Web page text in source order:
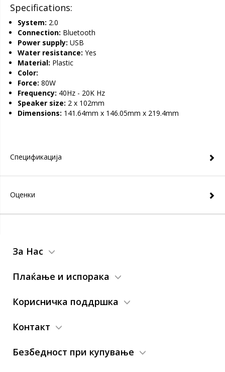
Specifications:
System: 2.0
Connection: Bluetooth
Power supply: USB
Water resistance: Yes
Material: Plastic
Color:
Force: 80W
Frequency: 40Hz - 20K Hz
Speaker size: 2 x 102mm
Dimensions: 141.64mm x 146.05mm x 219.4mm
Спецификација
Оценки
За Нас
Плаќање и испорака
Корисничка поддршка
Контакт
Безбедност при купување